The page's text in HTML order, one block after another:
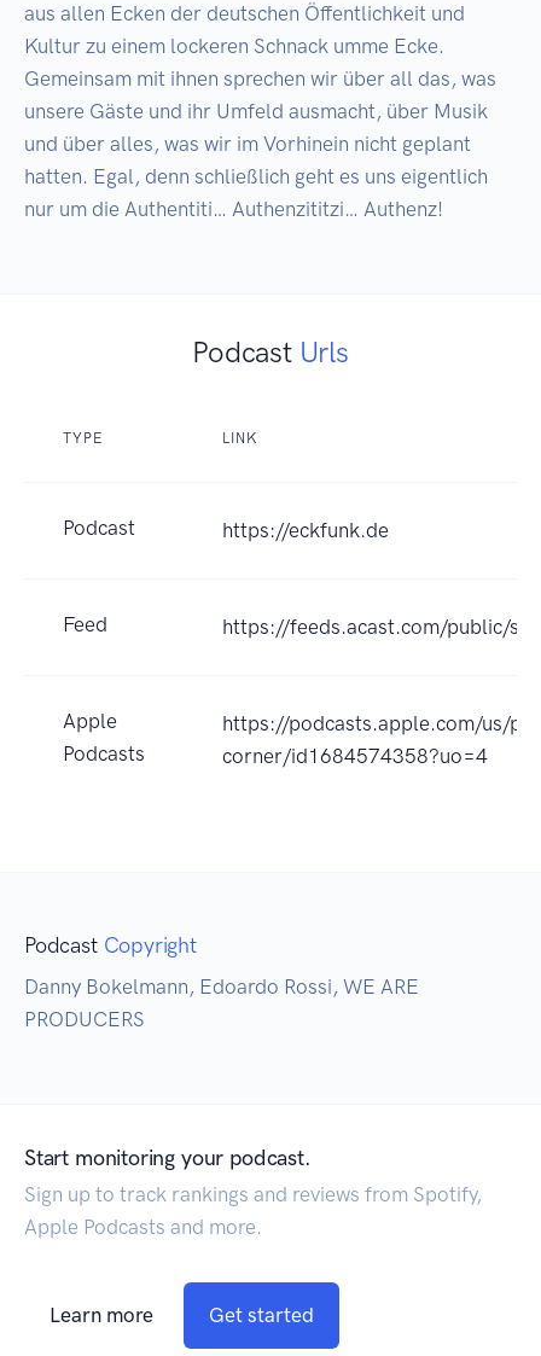
aus allen Ecken der deutschen Öffentlichkeit und
Kultur zu einem lockeren Schnack umme Ecke.
Gemeinsam mit ihnen sprechen wir über all das, was
unsere Gäste und ihr Umfeld ausmacht, über Musik
und über alles, was wir im Vorhinein nicht geplant
hatten. Egal, denn schließlich geht es uns eigentlich
nur um die Authentiti… Authenzititzi… Authenz!
Podcast Urls
TYPE LINK
Podcast https://eckfunk.de
Feed https://feeds.acast.com/public/
Apple
Podcasts
https://podcasts.apple.com/us/
corner/id1684574358?uo=4
Podcast Copyright
Danny Bokelmann, Edoardo Rossi, WE ARE
PRODUCERS
Start monitoring your podcast.
Sign up to track rankings and reviews from Spotify,
Apple Podcasts and more.
Learn more Get started